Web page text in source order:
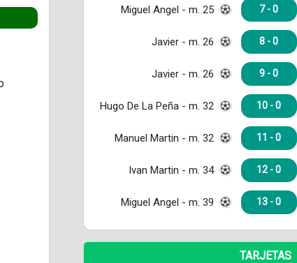
Miguel Angel - m. 25 7 - 0
Javier - m. 26 8 - 0
Javier - m. 26 9 - 0
Hugo De La Peña - m. 32 10 - 0
Manuel Martin - m. 32 11 - 0
Ivan Martin - m. 34 12 - 0
Miguel Angel - m. 39 13 - 0
TARJETAS